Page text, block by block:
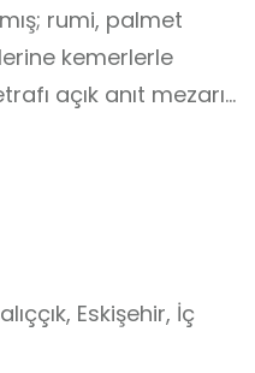
rumi, palmet
kemerlerle
açık anıt mezarın
anıt mezarın
müzede ise
Emre’nin ilk
parçalar ile bazı
Eskişehir, İç